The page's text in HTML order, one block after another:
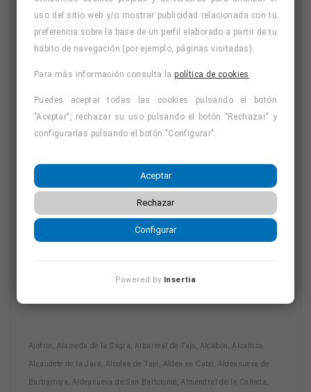
Solicita
información
aquí
Disponible para Todas Estas
Localidades
Al ser un curso online, puedes acceder a nuestro
Masaje facial kobido en Toledo
Ajofrín, Alameda de la Sagra, Albarreal de Tajo, Alcabón, Alcañizo,
Alcaudete de la Jara, Alcolea de Tajo, Aldea en Cabo, Aldeanueva de
Barbarroya, Aldeanueva de San Bartolomé, Almendral de la Cañada,
uso del sitio web y/o mostrar publicidad relacionada con tu
preferencia sobre la base de un perfil elaborado a partir de tu
hábito de navegación (por ejemplo, páginas visitadas).
Para más información consulta lapolítica de cookies
Puedes aceptar todas las cookies pulsando el botón
"Aceptar", rechazar su uso pulsando el botón "Rechazar" y
configurarlas pulsando el botón "Configurar".
Aceptar
Rechazar
Configurar
Powered by Insertia